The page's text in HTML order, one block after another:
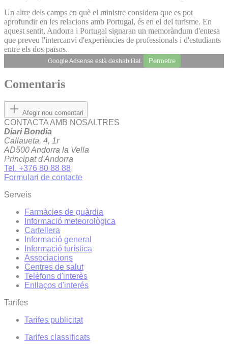
Un altre dels camps en què el ministre considera que es pot
aprofundir en les relacions amb Portugal, és en el del turisme. En
aquest sentit, Andorra i Portugal signaran un memoràndum d'entesa
que preveu l'intercanvi d'experiències de professionals i d'estudiants
entre els dos països.
Google Adsense està deshabilitat. Permetre
Comentaris
Afegir nou comentari
CONTACTA AMB NOSALTRES
Diari Bondia
Callaueta, 4, 1r
AD500 Andorra la Vella
Principat d'Andorra
Tel. +376 80 88 88
Formulari de contacte
Serveis
Farmàcies de guàrdia
Informació meteorològica
Cartellera
Informació general
Informació turística
Associacions
Centres de salut
Telèfons d'interès
Enllaços d'interés
Tarifes
Tarifes publicitat
Tarifes classificats